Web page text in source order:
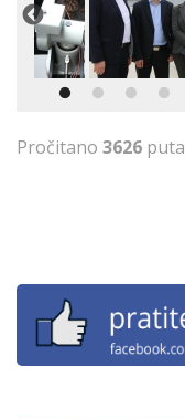
Pročitano 3626 puta